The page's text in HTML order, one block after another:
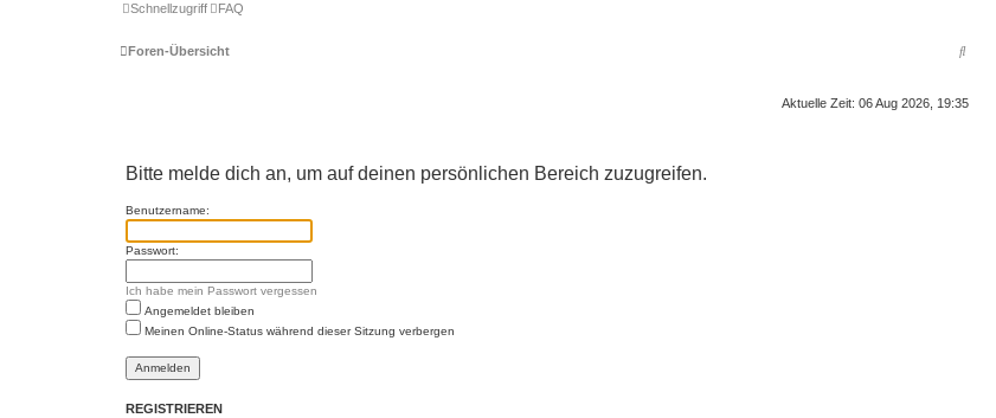
Schnellzugriff FAQ
Foren-Übersicht
S
c
Aktuelle Zeit: 06 Aug 2026, 19:35
Bitte melde dich an, um auf deinen persönlichen Bereich zuzugreifen.
Benutzername:
Passwort:
Ich habe mein Passwort vergessen
Angemeldet bleiben
Meinen Online-Status während dieser Sitzung verbergen
REGISTRIEREN